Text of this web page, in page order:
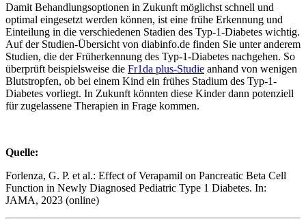
Damit Behandlungsoptionen in Zukunft möglichst schnell und
optimal eingesetzt werden können, ist eine frühe Erkennung und
Einteilung in die verschiedenen Stadien des Typ-1-Diabetes wichtig.
Auf der Studien-Übersicht von diabinfo.de finden Sie unter anderem
Studien, die der Früherkennung des Typ-1-Diabetes nachgehen. So
überprüft beispielsweise die Fr1da plus-Studie anhand von wenigen
Blutstropfen, ob bei einem Kind ein frühes Stadium des Typ-1-
Diabetes vorliegt. In Zukunft könnten diese Kinder dann potenziell
für zugelassene Therapien in Frage kommen.
Quelle:
Forlenza, G. P. et al.: Effect of Verapamil on Pancreatic Beta Cell
Function in Newly Diagnosed Pediatric Type 1 Diabetes. In:
JAMA, 2023 (online)